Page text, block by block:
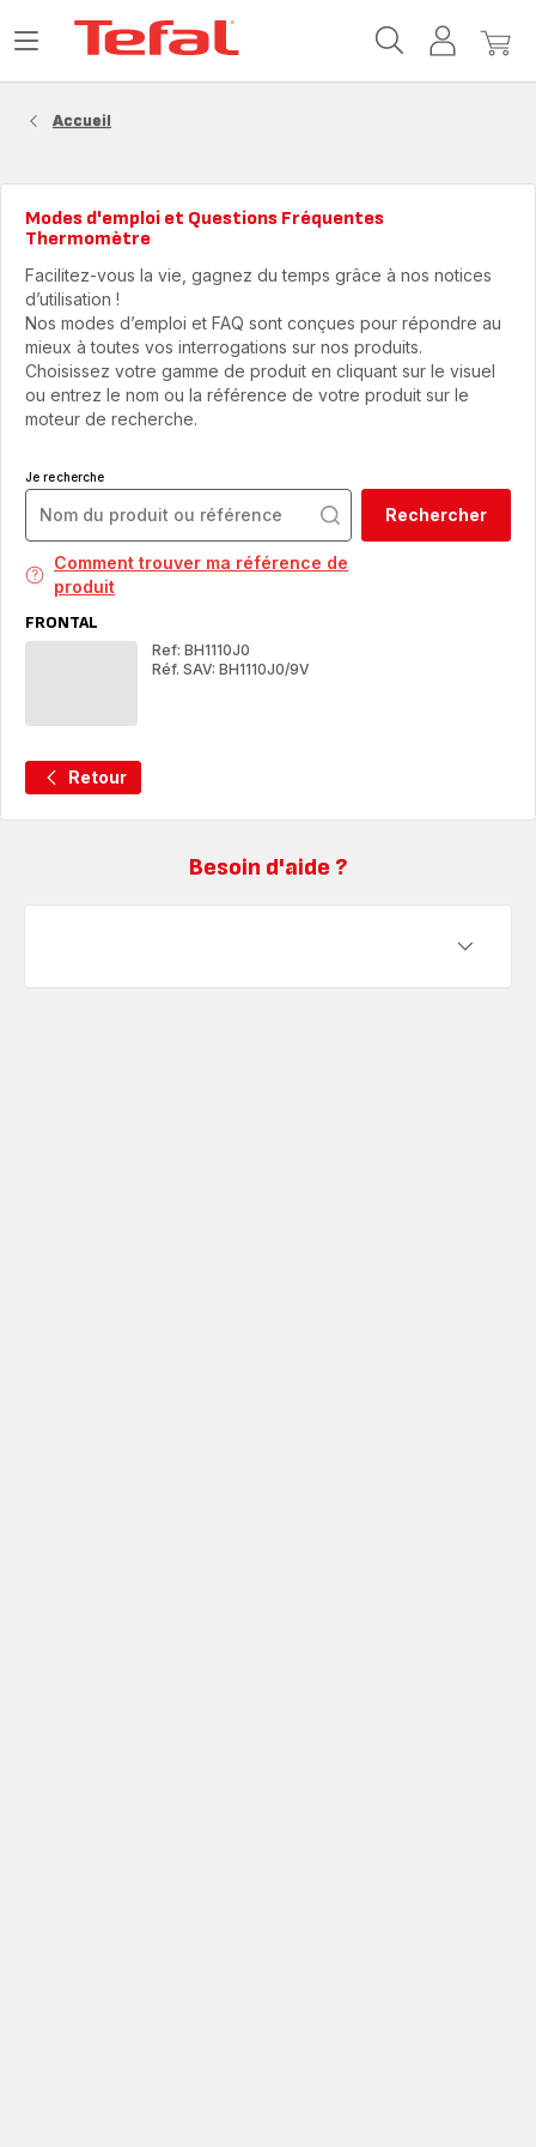
MonMon
Ouvrir
Accueil
Besoin d'aide ?
Modes d'emploi et Questions Fréquentes
Thermomètre
Facilitez-vous la vie, gagnez du temps grâce à nos notices
d’utilisation !
Nos modes d’emploi et FAQ sont conçues pour répondre au
mieux à toutes vos interrogations sur nos produits.
Choisissez votre gamme de produit en cliquant sur le visuel
ou entrez le nom ou la référence de votre produit sur le
moteur de recherche.
Je recherche
Comment trouver ma référence de
produit
Rechercher
FRONTAL
Ref: BH1110J0
Réf. SAV: BH1110J0/9V
Retour